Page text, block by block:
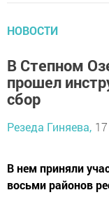
НОВОСТИ
В Степном
прошел
сбор
Резеда Гиняева,
В нем приняли
восьми районов